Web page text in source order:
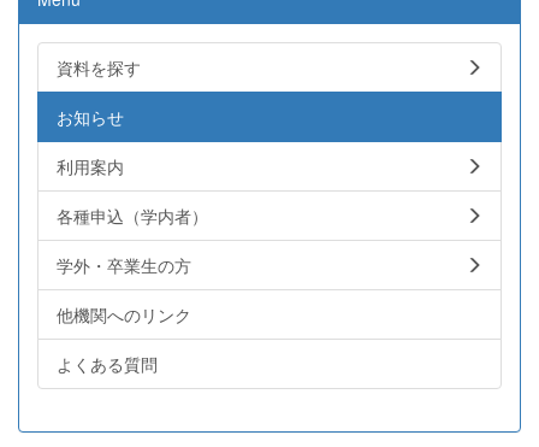
資料を探す
お知らせ
利用案内
各種申込（学内者）
学外・卒業生の方
他機関へのリンク
よくある質問